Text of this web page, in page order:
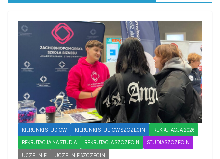
KIERUNKI STUDIÓW KIERUNKI STUDIÓW SZCZECIN REKRUTACJA 2026
REKRUTACJA NA STUDIA REKRUTACJA SZCZECIN STUDIA SZCZECIN
UCZELNIE UCZELNIE SZCZECIN